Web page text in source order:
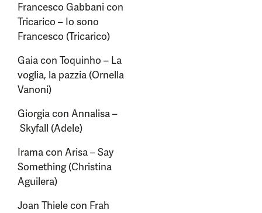
Francesco Gabbani con
Tricarico – Io sono
Francesco (Tricarico)
Gaia con Toquinho – La
voglia, la pazzia (Ornella
Vanoni)
Giorgia con Annalisa –
Skyfall (Adele)
Irama con Arisa – Say
Something (Christina
Aguilera)
Joan Thiele con Frah